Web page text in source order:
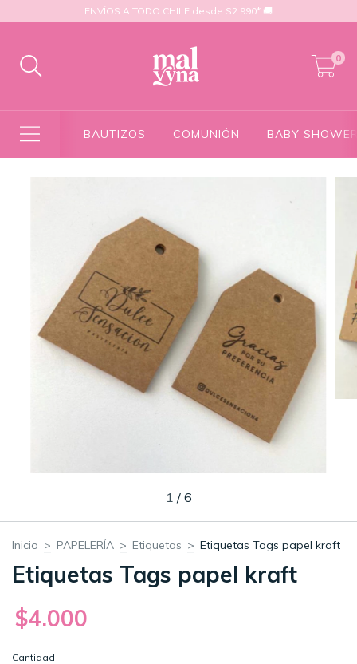
ENVÍOS A TODO CHILE desde $2.990* 🚚
0
BAUTIZOS COMUNIÓN BABY
1 / 6
Inicio > PAPELERÍA > Etiquetas > Etiquetas Tags papel kraft
Etiquetas Tags papel kraft
$4.000
Cantidad